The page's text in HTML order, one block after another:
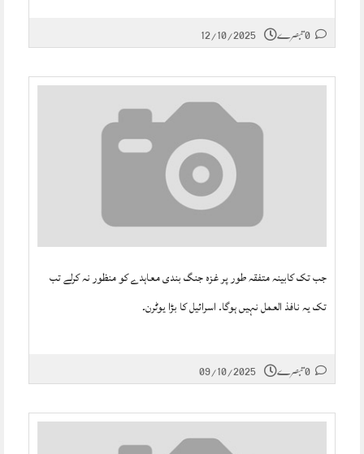
12/10/2025
جب تک کابینہ متفقہ طور پر غزہ جنگ بندی معاہدے کو منظور نہ کرلے تب
تک یہ نافذ العمل نہیں ہوگا۔ اسرائیل کا بڑا یوٹرن۔
09/10/2025